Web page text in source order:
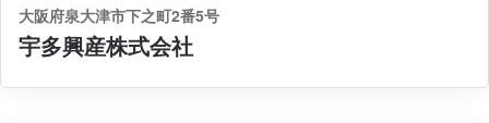
大阪府泉大津市下之町2番5号
宇多興産株式会社